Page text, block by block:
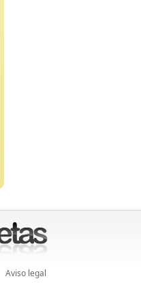
Aviso legal